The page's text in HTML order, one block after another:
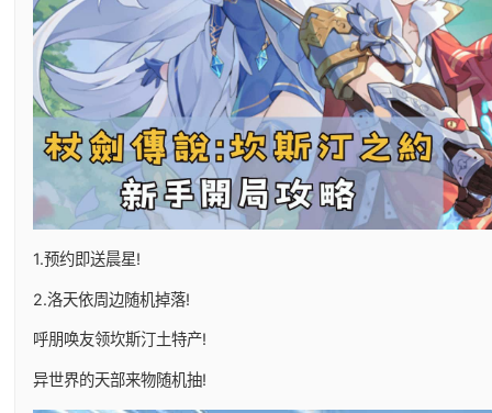
1.预约即送晨星!
2.洛天依周边随机掉落!
呼朋唤友领坎斯汀土特产!
异世界的天部来物随机抽!